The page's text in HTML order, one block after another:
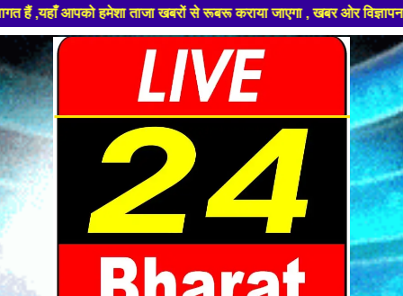
हमेशा ताजा खबरों से रूबरू कराया जाएगा , खबर ओर विज्ञापन के लिए
Skip
to
content